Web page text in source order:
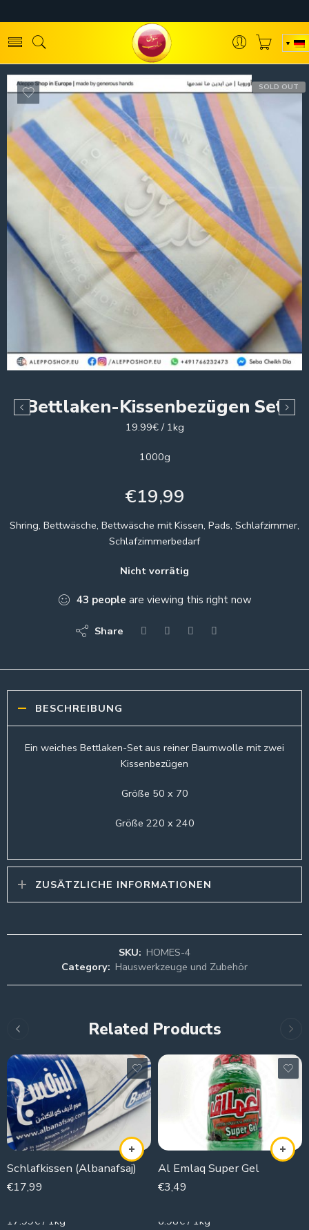
SOLD OUT
Bettlaken-Kissenbezügen Set
19.99€ / 1kg
1000g
€19,99
Shring, Bettwäsche, Bettwäsche mit Kissen, Pads, Schlafzimmer,
Schlafzimmerbedarf
Nicht vorrätig
43 people are viewing this right now
Share
BESCHREIBUNG
Ein weiches Bettlaken-Set aus reiner Baumwolle mit zwei
Kissenbezügen
Größe 50 x 70
Größe 220 x 240
ZUSÄTZLICHE INFORMATIONEN
SKU: HOMES-4
Category: Hauswerkzeuge und Zubehör
Related Products
Schlafkissen (Albanafsaj)
€17,99
17.99€ / 1kg
Al Emlaq Super Gel
€3,49
6.98€ / 1kg